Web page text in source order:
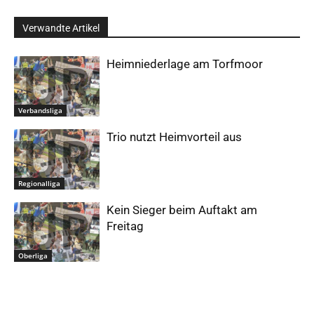
Verwandte Artikel
Verbandsliga
Heimniederlage am Torfmoor
Regionalliga
Trio nutzt Heimvorteil aus
Oberliga
Kein Sieger beim Auftakt am
Freitag